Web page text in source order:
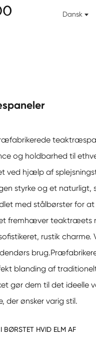
Dansk
og holdbarhed til
ved hjælp af
styrke og et naturligt,
med stålbørster for
fremhæver teaktræets
rustik
brug.
blanding af
gør dem til det ideelle
der ønsker varig stil.
BØRSTET HVID ELM AF